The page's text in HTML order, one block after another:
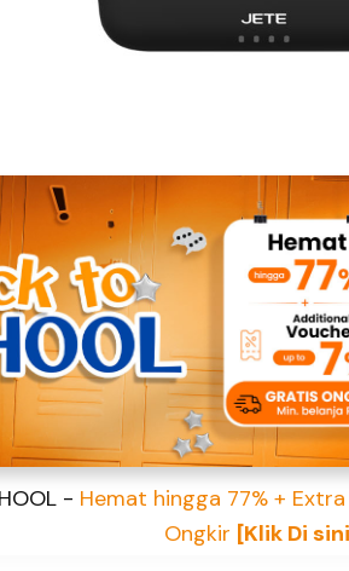
- Hemat hingga 77% +
Ongkir [Klik Di